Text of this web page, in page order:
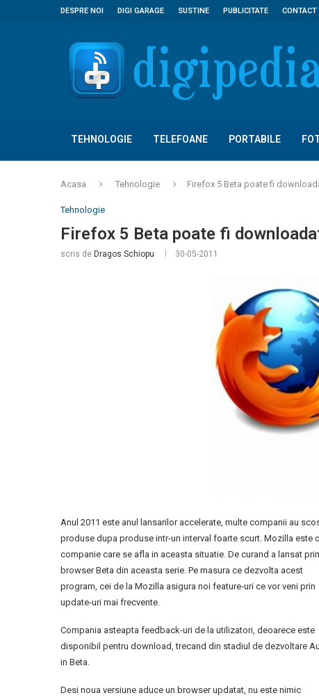
DESPRE NOI DIGI GARAGE SUSTINE PUBLICITATE CONTACT
TEHNOLOGIE TELEFOANE PORTABILE
Acasa Tehnologie Firefox 5 Beta poate fi
Tehnologie
Firefox 5 Beta poate fi
scris de Dragos Schiopu 30-05-2011
Anul 2011 este anul lansarilor accelerate, multe companii au
produse dupa produse intr-un interval foarte scurt. Mozilla este o
companie care se afla in aceasta situatie. De curand a lansat
browser Beta din aceasta serie. Pe masura ce dezvolta acest
program, cei de la Mozilla asigura noi feature-uri ce vor veni prin
update-uri mai frecvente.
Compania asteapta feedback-uri de la utilizatori, deoarece este
disponibil pentru download, trecand din stadiul de dezvoltare
in Beta.
Desi noua versiune aduce un browser updatat, nu este nimic